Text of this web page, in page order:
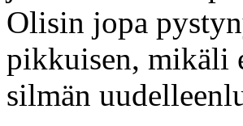
Olisin jopa
pikkuisen, mikäli
silmän